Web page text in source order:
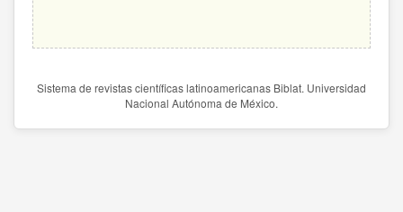
Sistema de revistas científicas latinoamericanas Biblat. Universidad
Nacional Autónoma de México.